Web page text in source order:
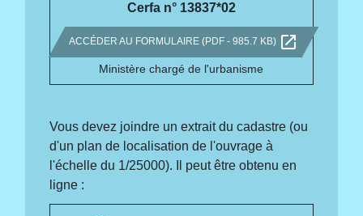
Cerfa n° 13837*02
ACCÉDER AU FORMULAIRE (PDF - 985.7 KB) open_in_new
Ministère chargé de l'urbanisme
Vous devez joindre un extrait du cadastre (ou
d'un plan de localisation de l'ouvrage à
l'échelle du 1/25000). Il peut être obtenu en
ligne :